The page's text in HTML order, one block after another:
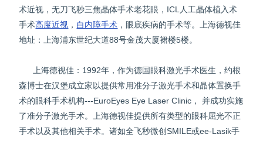
术近视，无刀飞秒三焦晶体手术老花眼，ICL人工晶体植入术
手术高度近视 ， 白内障手术 ，眼底疾病的手术等。上海德视佳
地址：上海浦东世纪大道88号金茂大厦裙楼5楼。
上海德视佳：1992年，作为德国眼科激光手术医生，约根
森博士在汉堡成立家以提供常用准分子激光手术和晶体置换手
术的眼科手术机构---EuroEyes Eye Laser Clinic， 并成功实施
了准分子激光手术。上海德视佳提供所有类型的眼科屈光不正
手术以及其他相关手术。诸如全飞秒微创SMILE或ee-Lasik手